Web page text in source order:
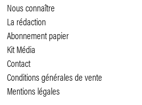
Nous connaître
La rédaction
Abonnement papier
Kit Média
Contact
Conditions générales de vente
Mentions légales